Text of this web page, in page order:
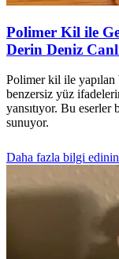
Polimer Kil ile
Derin Deniz
Polimer kil ile yapılan
benzersiz yüz
yansıtıyor. Bu
sunuyor.
Daha fazla bilgi edinin